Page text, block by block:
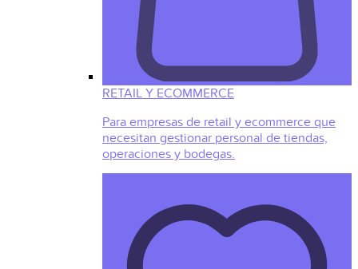
RETAIL Y ECOMMERCE
Para empresas de retail y ecommerce que
necesitan gestionar personal de tiendas,
operaciones y bodegas.